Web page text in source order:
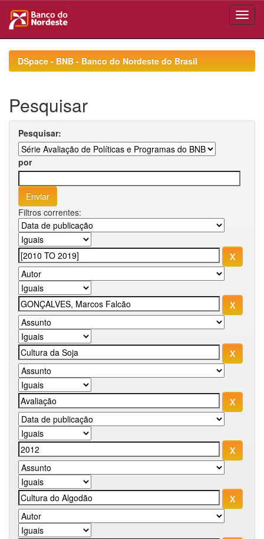
navigationDSpace - BNB - Banco do Nordeste do Brasil
Pesquisar
Pesquisar:
por
Filtros correntes: